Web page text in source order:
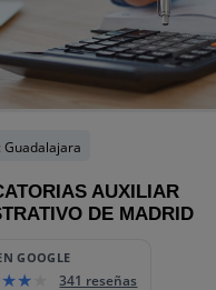
Guadalajara
AUXILIAR
DE MADRID
GOOGLE
341 reseñas